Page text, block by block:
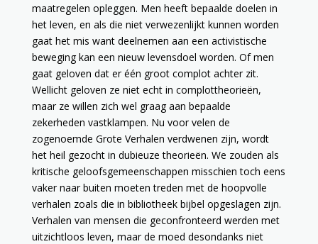
maatregelen opleggen. Men heeft bepaalde doelen in
het leven, en als die niet verwezenlijkt kunnen worden
gaat het mis want deelnemen aan een activistische
beweging kan een nieuw levensdoel worden. Of men
gaat geloven dat er één groot complot achter zit.
Wellicht geloven ze niet echt in complottheorieën,
maar ze willen zich wel graag aan bepaalde
zekerheden vastklampen. Nu voor velen de
zogenoemde Grote Verhalen verdwenen zijn, wordt
het heil gezocht in dubieuze theorieën. We zouden als
kritische geloofsgemeenschappen misschien toch eens
vaker naar buiten moeten treden met de hoopvolle
verhalen zoals die in bibliotheek bijbel opgeslagen zijn.
Verhalen van mensen die geconfronteerd werden met
uitzichtloos leven, maar de moed desondanks niet